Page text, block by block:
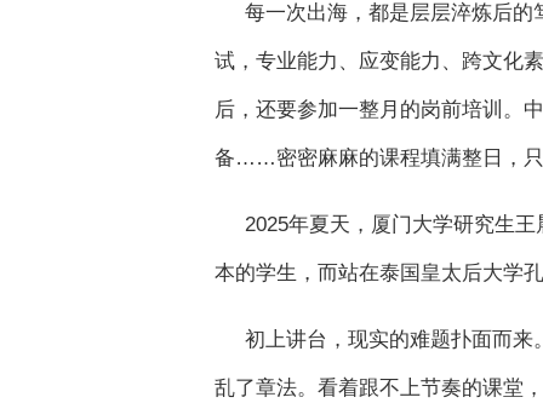
每一次出海，都是层层淬炼后
试，专业能力、应变能力、跨文化
后，还要参加一整月的岗前培训。
备……密密麻麻的课程填满整日，
2025年夏天，厦门大学研究生
本的学生，而站在泰国皇太后大学
初上讲台，现实的难题扑面而
乱了章法。看着跟不上节奏的课堂